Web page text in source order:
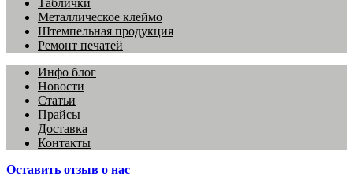
Таблички
Металлическое клеймо
Штемпельная продукция
Ремонт печатей
Инфо блог
Новости
Статьи
Прайсы
Доставка
Контакты
Оставить отзыв о нас